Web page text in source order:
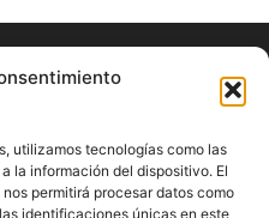
utilizamos tecnologías como las
la información del dispositivo. El
permitirá procesar datos como
identificaciones únicas en este
US